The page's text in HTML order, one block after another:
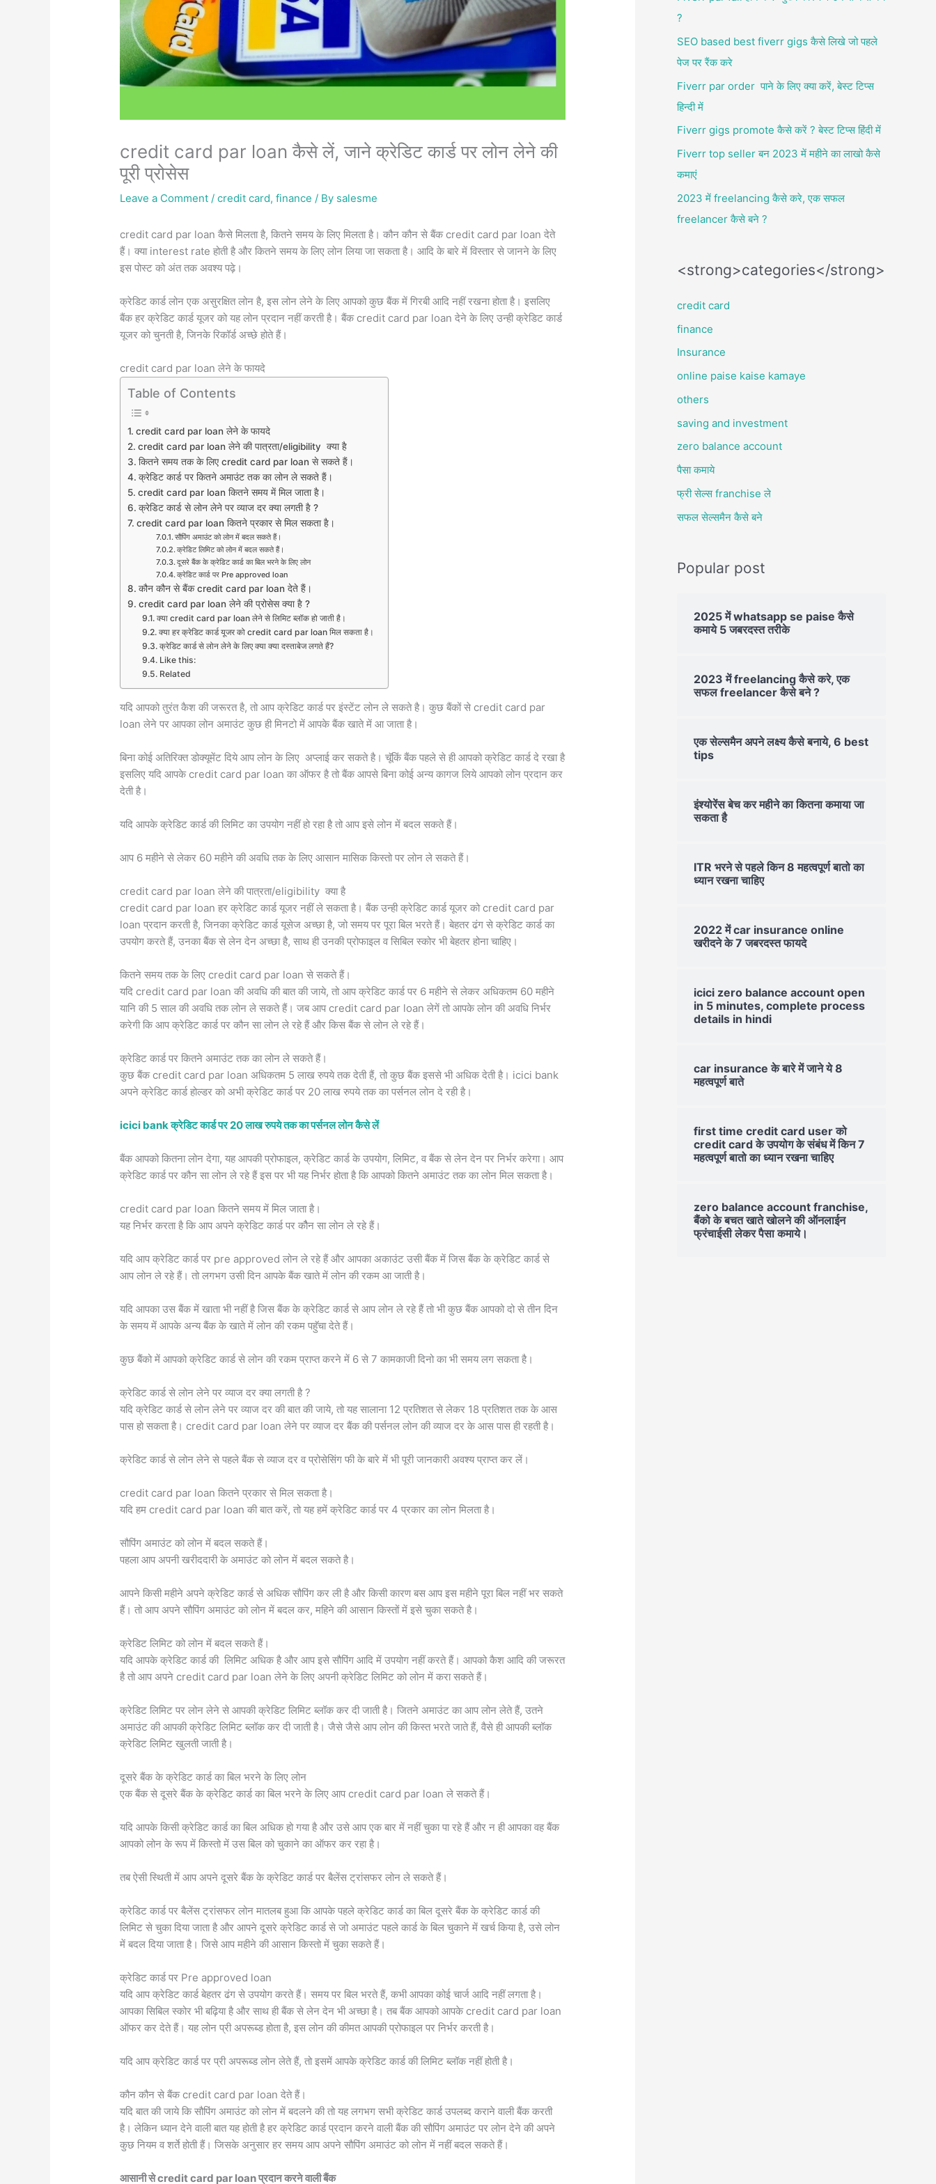
credit card par loan कैसे लें, जाने क्रेडिट कार्ड पर लोन लेने की
पूरी प्रोसेस
Leave a Comment /credit card,finance / By salesme
credit card par loan कैसे मिलता है, कितने समय के लिए मिलता है। कौन कौन से बैंक credit card par loan देते
हैं। क्या interest rate होती है और कितने समय के लिए लोन लिया जा सकता है। आदि के बारे में विस्तार से जानने के लिए
इस पोस्ट को अंत तक अवश्य पढ़े।
क्रेडिट कार्ड लोन एक असुरक्षित लोन है, इस लोन लेने के लिए आपको कुछ बैंक में गिरबी आदि नहीं रखना होता है। इसलिए
बैंक हर क्रेडिट कार्ड यूजर को यह लोन प्रदान नहीं करती है। बैंक credit card par loan देने के लिए उन्ही क्रेडिट कार्ड
यूजर को चुनती है, जिनके रिकॉर्ड अच्छे होते हैं।
credit card par loan लेने के फायदे
Table of Contents
credit card par loan लेने के फायदे
credit card par loan लेने की पात्रता/eligibility क्या है
कितने समय तक के लिए credit card par loan से सकते हैं।
क्रेडिट कार्ड पर कितने अमाउंट तक का लोन ले सकते हैं।
credit card par loan कितने समय में मिल जाता है।
क्रेडिट कार्ड से लोन लेने पर व्याज दर क्या लगती है ?
credit card par loan कितने प्रकार से मिल सकता है।
सौपिंग अमाउंट को लोन में बदल सकते हैं।
क्रेडिट लिमिट को लोन में बदल सकते हैं।
दूसरे बैंक के क्रेडिट कार्ड का बिल भरने के लिए लोन
क्रेडिट कार्ड पर Pre approved loan
कौन कौन से बैंक credit card par loan देते हैं।
credit card par loan लेने की प्रोसेस क्या है ?
क्या credit card par loan लेने से लिमिट ब्लॉक हो जाती है।
क्या हर क्रेडिट कार्ड यूजर को credit card par loan मिल सकता है।
क्रेडिट कार्ड से लोन लेने के लिए क्या क्या दस्ताबेज लगते हैं?
Like this:
Related
यदि आपको तुरंत कैश की जरूरत है, तो आप क्रेडिट कार्ड पर इंस्टेंट लोन ले सकते है। कुछ बैंकों से credit card par
loan लेने पर आपका लोन अमाउंट कुछ ही मिनटो में आपके बैंक खाते में आ जाता है।
बिना कोई अतिरिक्त डोक्यूमेंट दिये आप लोन के लिए अप्लाई कर सकते है। चॅूकिं बैंक पहले से ही आपको क्रेडिट कार्ड दे रखा है
इसलिए यदि आपके credit card par loan का ऑफर है तो बैंक आपसे बिना कोई अन्य कागज लिये आपको लोन प्रदान कर
देती है।
यदि आपके क्रेडिट कार्ड की लिमिट का उपयोग नहीं हो रहा है तो आप इसे लोन में बदल सकते हैं।
आप 6 महीने से लेकर 60 महीने की अवधि तक के लिए आसान मासिक किस्तो पर लोन ले सकते हैं।
credit card par loan लेने की पात्रता/eligibility क्या है
credit card par loan हर क्रेडिट कार्ड यूजर नहीं ले सकता है। बैंक उन्ही क्रेडिट कार्ड यूजर को credit card par
loan प्रदान करती है, जिनका क्रेडिट कार्ड यूसेज अच्छा है, जो समय पर पूरा बिल भरते हैं। बेहतर ढंग से क्रेडिट कार्ड का
उपयोग करते हैं, उनका बैंक से लेन देन अच्छा है, साथ ही उनकी प्रोफाइल व सिबिल स्कोर भी बेहतर होना चाहिए।
कितने समय तक के लिए credit card par loan से सकते हैं।
यदि credit card par loan की अवधि की बात की जाये, तो आप क्रेडिट कार्ड पर 6 महीने से लेकर अधिकतम 60 महीने
यानि की 5 साल की अवधि तक लोन ले सकते हैं। जब आप credit card par loan लेगें तो आपके लोन की अवधि निर्भर
करेगी कि आप क्रेडिट कार्ड पर कौन सा लोन ले रहे हैं और किस बैंक से लोन ले रहे हैं।
क्रेडिट कार्ड पर कितने अमाउंट तक का लोन ले सकते हैं।
कुछ बैंक credit card par loan अधिकतम 5 लाख रुपये तक देती हैं, तो कुछ बैंक इससे भी अधिक देती है। icici bank
अपने क्रेडिट कार्ड होल्डर को अभी क्रेडिट कार्ड पर 20 लाख रुपये तक का पर्सनल लोन दे रही है।
icici bank क्रेडिट कार्ड पर 20 लाख रुपये तक का पर्सनल लोन कैसे लें
बैंक आपको कितना लोन देगा, यह आपकी प्रोफाइल, क्रेडिट कार्ड के उपयोग, लिमिट, व बैंक से लेन देन पर निर्भर करेगा। आप
क्रेडिट कार्ड पर कौन सा लोन ले रहे हैं इस पर भी यह निर्भर होता है कि आपको कितने अमाउंट तक का लोन मिल सकता है।
credit card par loan कितने समय में मिल जाता है।
यह निर्भर करता है कि आप अपने क्रेडिट कार्ड पर कौैन सा लोन ले रहे हैं।
यदि आप क्रेडिट कार्ड पर pre approved लोन ले रहे हैं और आपका अकाउंट उसी बैंक में जिस बैंक के क्रेडिट कार्ड से
आप लोन ले रहे हैं। तो लगभग उसी दिन आपके बैंक खाते में लोन की रकम आ जाती है।
यदि आपका उस बैंक में खाता भी नहीं है जिस बैंक के क्रेडिट कार्ड से आप लोन ले रहे हैं तो भी कुछ बैंक आपको दो से तीन दिन
के समय में आपके अन्य बैंक के खाते में लोन की रकम पहॅुचा देते हैं।
कुछ बैंको में आपको क्रेडिट कार्ड से लोन की रकम प्राप्त करने में 6 से 7 कामकाजी दिनो का भी समय लग सकता है।
क्रेडिट कार्ड से लोन लेने पर व्याज दर क्या लगती है ?
यदि क्रेडिट कार्ड से लोन लेने पर व्याज दर की बात की जाये, तो यह सालाना 12 प्रतिशत से लेकर 18 प्रतिशत तक के आस
पास हो सकता है। credit card par loan लेने पर व्याज दर बैंक की पर्सनल लोन की व्याज दर के आस पास ही रहती है।
क्रेडिट कार्ड से लोन लेने से पहले बैंक से व्याज दर व प्रोसेसिंग फी के बारे में भी पूरी जानकारी अवश्य प्राप्त कर लें।
credit card par loan कितने प्रकार से मिल सकता है।
यदि हम credit card par loan की बात करें, तो यह हमें क्रेडिट कार्ड पर 4 प्रकार का लोन मिलता है।
सौपिंग अमाउंट को लोन में बदल सकते हैं।
पहला आप अपनी खरीददारी के अमाउंट को लोन में बदल सकते है।
आपने किसी महीने अपने क्रेडिट कार्ड से अधिक सौपिंग कर ली है और किसी कारण बस आप इस महीने पूरा बिल नहीं भर सकते
हैं। तो आप अपने सौपिंग अमाउंट को लोन में बदल कर, महिने की आसान किस्तों में इसे चुका सकते है।
क्रेडिट लिमिट को लोन में बदल सकते हैं।
यदि आपके क्रेडिट कार्ड की लिमिट अधिक है और आप इसे सौपिंग आदि में उपयोग नहीं करते हैं। आपको कैश आदि की जरूरत
है तो आप अपने credit card par loan लेने के लिए अपनी क्रेडिट लिमिट को लोन में करा सकते हैं।
क्रेडिट लिमिट पर लोन लेने से आपकी क्रेडिट लिमिट ब्लॉक कर दी जाती है। जितने अमाउंट का आप लोन लेते हैं, उतने
अमाउंट की आपकी क्रेडिट लिमिट ब्लॉक कर दी जाती है। जैसे जैसे आप लोन की किस्त भरते जाते हैं, वैसे ही आपकी ब्लॉक
क्रेडिट लिमिट खुलती जाती है।
दूसरे बैंक के क्रेडिट कार्ड का बिल भरने के लिए लोन
एक बैंक से दूसरे बैंक के क्रेडिट कार्ड का बिल भरने के लिए आप credit card par loan ले सकते हैं।
यदि आपके किसी क्रेडिट कार्ड का बिल अधिक हो गया है और उसे आप एक बार में नहीं चुका पा रहे हैं और न ही आपका वह बैंक
आपको लोन के रूप में किस्तो में उस बिल को चुकाने का ऑफर कर रहा है।
तब ऐसी स्थिती में आप अपने दूसरे बैंक के क्रेडिट कार्ड पर बैलेंस ट्रांसफर लोन ले सकते हैं।
क्रेडिट कार्ड पर बैलेंस ट्रांसफर लोन मातलब हुआ कि आपके पहले क्रेडिट कार्ड का बिल दूसरे बैंक के क्रेडिट कार्ड की
लिमिट से चुका दिया जाता है और आपने दूसरे क्रेडिट कार्ड से जो अमाउंट पहले कार्ड के बिल चुकाने में खर्च किया है, उसे लोन
में बदल दिया जाता है। जिसे आप महीने की आसान किस्तो में चुका सकते हैं।
क्रेडिट कार्ड पर Pre approved loan
यदि आप क्रेडिट कार्ड बेहतर ढंग से उपयोग करते हैं। समय पर बिल भरते हैं, कभी आपका कोई चार्ज आदि नहीं लगता है।
आपका सिबिल स्कोर भी बढ़िया है और साथ ही बैंक से लेन देन भी अच्छा है। तब बैंक आपको आपके credit card par loan
ऑफर कर देते हैं। यह लोन प्री अपरूब्ड होता है, इस लोन की कीमत आपकी प्रोफाइल पर निर्भर करती है।
यदि आप क्रेडिट कार्ड पर प्री अपरूब्ड लोन लेते हैं, तो इसमें आपके क्रेडिट कार्ड की लिमिट ब्लॉक नहीं होती है।
कौन कौन से बैंक credit card par loan देते हैं।
यदि बात की जाये कि सौपिंग अमाउंट को लोन में बदलने की तो यह लगभग सभी क्रेडिट कार्ड उपलब्द कराने वाली बैंक करती
है। लेकिन ध्यान देने वाली बात यह होती है हर क्रेडिट कार्ड प्रदान करने वाली बैंक की सौपिंग अमाउंट पर लोन देने की अपने
कुछ नियम व शर्ते होती हैं। जिसके अनुसार हर समय आप अपने सौपिंग अमाउंट को लोन में नहीं बदल सकते हैं।
आसानी से credit card par loan प्रदान करने वाली बैंक
?
SEO based best fiverr gigs कैसे लिखे जो पहले
पेज पर रैंक करे
Fiverr par order पाने के लिए क्या करें, बेस्ट टिप्स
हिन्दी में
Fiverr gigs promote कैसे करें ? बेस्ट टिप्स हिंदी में
Fiverr top seller बन 2023 में महीने का लाखो कैसे
कमाएं
2023 में freelancing कैसे करे, एक सफल
freelancer कैसे बने ?
<strong>categories</strong>
credit card
finance
Insurance
online paise kaise kamaye
others
saving and investment
zero balance account
पैसा कमाये
फ्री सेल्स franchise ले
सफल सेल्समैन कैसे बने
Popular post
2025 में whatsapp se paise कैसे
कमाये 5 जबरदस्त तरीके
2023 में freelancing कैसे करे, एक
सफल freelancer कैसे बने ?
एक सेल्समैन अपने लक्ष्य कैसे बनाये, 6 best
tips
इंश्योरेंस बेच कर महीने का कितना कमाया जा
सकता है
ITR भरने से पहले किन 8 महत्वपूर्ण बातो का
ध्यान रखना चाहिए
2022 में car insurance online
खरीदने के 7 जबरदस्त फायदे
icici zero balance account open
in 5 minutes, complete process
details in hindi
car insurance के बारे में जाने ये 8
महत्वपूर्ण बाते
first time credit card user को
credit card के उपयोग के संबंध में किन 7
महत्वपूर्ण बातो का ध्यान रखना चाहिए
zero balance account franchise,
बैंको के बचत खाते खोलने की ऑनलाईन
फ्रंचाईसी लेकर पैसा कमाये।